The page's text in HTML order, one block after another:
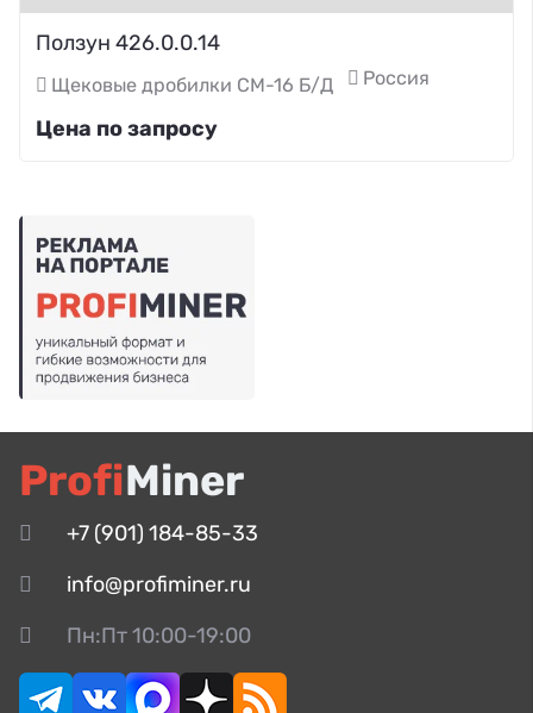
Ползун 426.0.0.14
Щековые дробилки СМ-16 Б/Д Россия
Цена по запросу
ProfiMiner
+7 (901) 184-85-33
info@profiminer.ru
Пн:Пт 10:00-19:00